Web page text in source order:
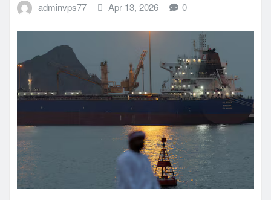
adminvps77 Apr 13, 2026 0